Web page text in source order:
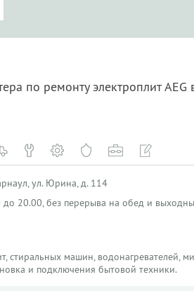
по ремонту электроплит AEG
ул. Юрина, д. 114
до 20.00, без перерыва на обед и
стиральных машин, водонагревателей,
и подключения бытовой техники.